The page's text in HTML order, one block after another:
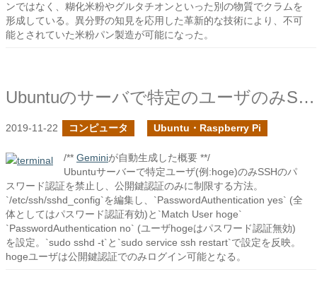
ンではなく、糊化米粉やグルタチオンといった別の物質でクラムを
形成している。異分野の知見を応用した革新的な技術により、不可
能とされていた米粉パン製造が可能になった。
Ubuntuのサーバで特定のユーザのみSSHでパスワード認証を禁止したい
2019-11-22 コンピュータ Ubuntu・Raspberry Pi
/** Geminiが自動生成した概要 **/
Ubuntuサーバーで特定ユーザ(例:hoge)のみSSHのパ
スワード認証を禁止し、公開鍵認証のみに制限する方法。
`/etc/ssh/sshd_config`を編集し、`PasswordAuthentication yes` (全
体としてはパスワード認証有効)と`Match User hoge`
`PasswordAuthentication no` (ユーザhogeはパスワード認証無効)
を設定。`sudo sshd -t`と`sudo service ssh restart`で設定を反映。
hogeユーザは公開鍵認証でのみログイン可能となる。